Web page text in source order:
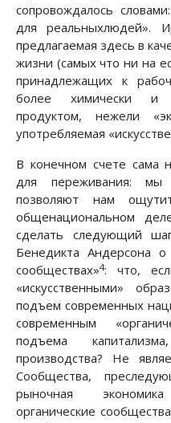
сопровождалось
для реальныхлюдей».
предлагаемая здесь в
жизни (самых что ни на
принадлежащих к
более химически и
продуктом, нежели
употребляемая
В конечном счете сама
для переживания: мы
позволяют нам
общенациональном
сделать следующий
Бенедикта Андерсона
сообществах»4: что,
«искусственными»
подъем современных
современным
подъема
производства? Не
Сообщества,
рыночная
органические